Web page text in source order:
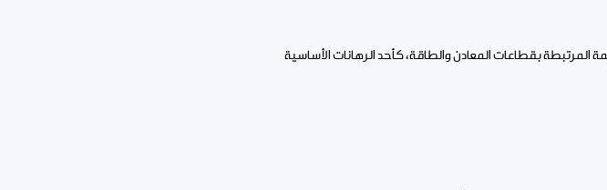
بقطاعات المعادن والطاقة، كأحد الرهانات الأساسية